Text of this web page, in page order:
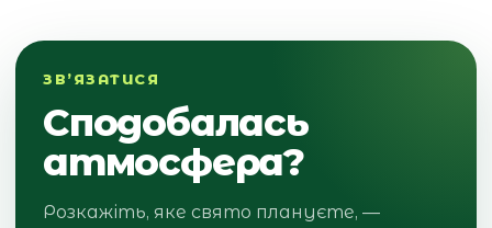
ЗВ’ЯЗАТИСЯ
Сподобалась
атмосфера?
Розкажіть, яке свято плануєте, —